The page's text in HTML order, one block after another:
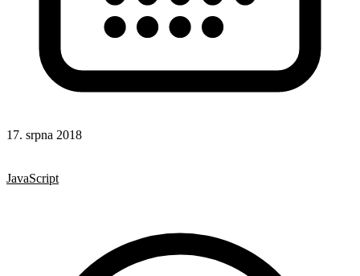
17. srpna 2018
JavaScript